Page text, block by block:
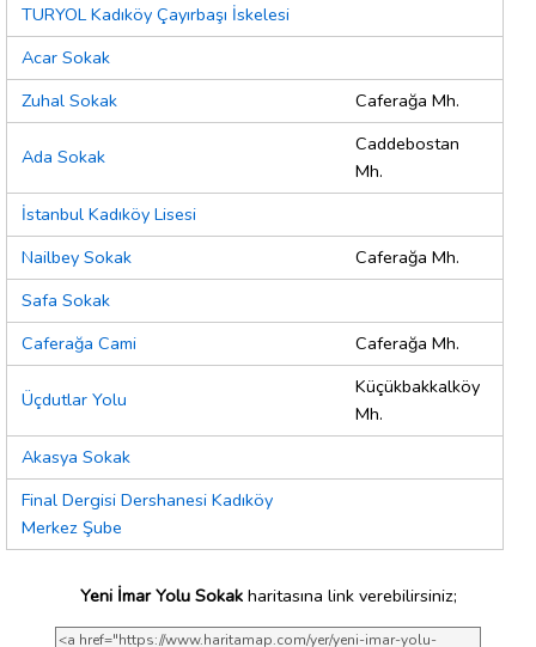
TURYOL Kadıköy Çayırbaşı İskelesi
Acar Sokak
Zuhal Sokak
Caferağa Mh.
Ada Sokak
Caddebostan
Mh.
İstanbul Kadıköy Lisesi
Nailbey Sokak
Caferağa Mh.
Safa Sokak
Caferağa Cami
Caferağa Mh.
Üçdutlar Yolu
Küçükbakkalköy
Mh.
Akasya Sokak
Final Dergisi Dershanesi Kadıköy
Merkez Şube
Yeni İmar Yolu Sokakharitasına link verebilirsiniz;